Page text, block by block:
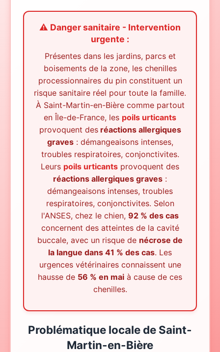
⚠️ Danger sanitaire - Intervention
urgente :
Présentes dans les jardins, parcs et
boisements de la zone, les chenilles
processionnaires du pin constituent un
risque sanitaire réel pour toute la famille.
À Saint-Martin-en-Bière comme partout
en Île-de-France, les poils urticants
provoquent desréactions allergiques
graves : démangeaisons intenses,
troubles respiratoires, conjonctivites.
Leurs poils urticants provoquent des
réactions allergiques graves :
démangeaisons intenses, troubles
respiratoires, conjonctivites. Selon
l'ANSES, chez le chien, 92 % des cas
concernent des atteintes de la cavité
buccale, avec un risque de nécrose de
la langue dans 41 % des cas. Les
urgences vétérinaires connaissent une
hausse de 56 % en mai à cause de ces
chenilles.
Problématique locale de Saint-
Martin-en-Bière